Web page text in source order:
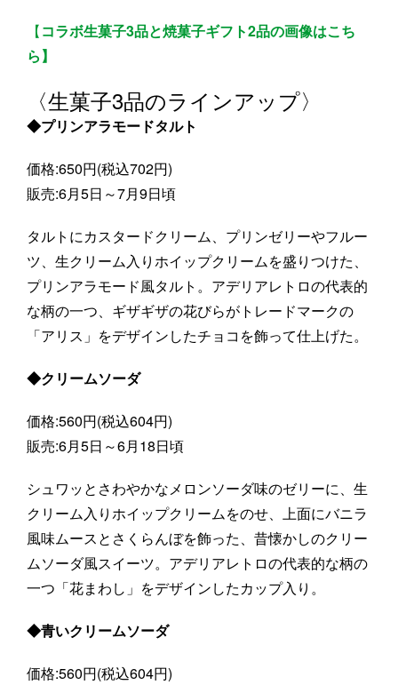
【コラボ生菓子3品と焼菓子ギフト2品の画像はこち
ら】
〈生菓子3品のラインアップ〉
◆プリンアラモードタルト
価格:650円(税込702円)
販売:6月5日～7月9日頃
タルトにカスタードクリーム、プリンゼリーやフルー
ツ、生クリーム入りホイップクリームを盛りつけた、
プリンアラモード風タルト。アデリアレトロの代表的
な柄の一つ、ギザギザの花びらがトレードマークの
「アリス」をデザインしたチョコを飾って仕上げた。
◆クリームソーダ
価格:560円(税込604円)
販売:6月5日～6月18日頃
シュワッとさわやかなメロンソーダ味のゼリーに、生
クリーム入りホイップクリームをのせ、上面にバニラ
風味ムースとさくらんぼを飾った、昔懐かしのクリー
ムソーダ風スイーツ。アデリアレトロの代表的な柄の
一つ「花まわし」をデザインしたカップ入り。
◆青いクリームソーダ
価格:560円(税込604円)